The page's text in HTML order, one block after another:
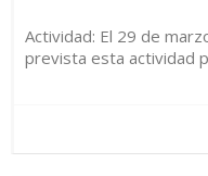
Actividad: El 29 de
prevista esta actividad